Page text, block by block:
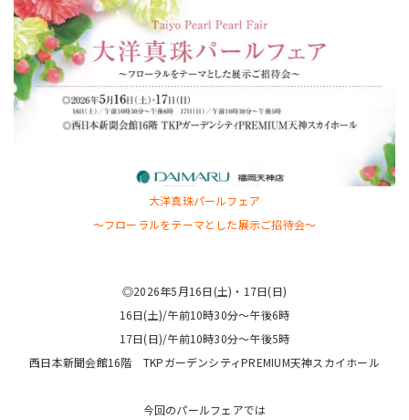
大洋真珠パールフェア
〜フローラルをテーマとした展示ご招待会〜
◎2026年5月16日(土)・17日(日)
16日(土)/午前10時30分〜午後6時
17日(日)/午前10時30分〜午後5時
西日本新聞会館16階 TKPガーデンシティPREMIUM天神スカイホール
今回のパールフェアでは